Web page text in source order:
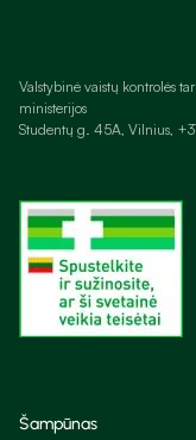
Valstybinė vaistų kontrolės
ministerijos
Studentų g. 45A, Vilnius,
Šampūnas